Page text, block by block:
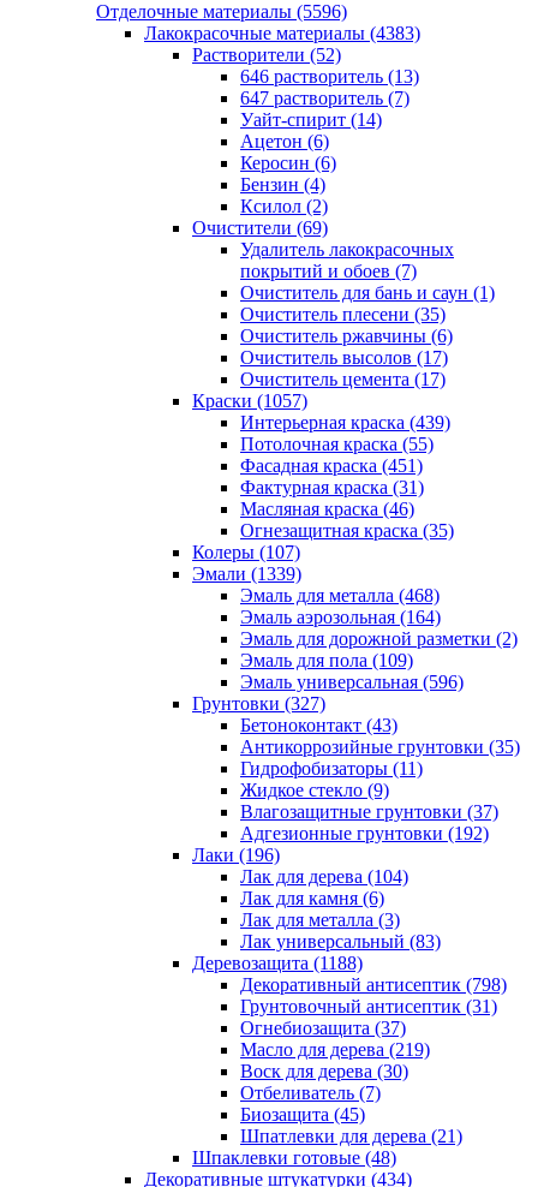
Отделочные материалы (5596)
Лакокрасочные материалы (4383)
Растворители (52)
646 растворитель (13)
647 растворитель (7)
Уайт-спирит (14)
Ацетон (6)
Керосин (6)
Бензин (4)
Ксилол (2)
Очистители (69)
Удалитель лакокрасочных
покрытий и обоев (7)
Очиститель для бань и саун (1)
Очиститель плесени (35)
Очиститель ржавчины (6)
Очиститель высолов (17)
Очиститель цемента (17)
Краски (1057)
Интерьерная краска (439)
Потолочная краска (55)
Фасадная краска (451)
Фактурная краска (31)
Масляная краска (46)
Огнезащитная краска (35)
Колеры (107)
Эмали (1339)
Эмаль для металла (468)
Эмаль аэрозольная (164)
Эмаль для дорожной разметки (2)
Эмаль для пола (109)
Эмаль универсальная (596)
Грунтовки (327)
Бетоноконтакт (43)
Антикоррозийные грунтовки (35)
Гидрофобизаторы (11)
Жидкое стекло (9)
Влагозащитные грунтовки (37)
Адгезионные грунтовки (192)
Лаки (196)
Лак для дерева (104)
Лак для камня (6)
Лак для металла (3)
Лак универсальный (83)
Деревозащита (1188)
Декоративный антисептик (798)
Грунтовочный антисептик (31)
Огнебиозащита (37)
Масло для дерева (219)
Воск для дерева (30)
Отбеливатель (7)
Биозащита (45)
Шпатлевки для дерева (21)
Шпаклевки готовые (48)
Декоративные штукатурки (434)